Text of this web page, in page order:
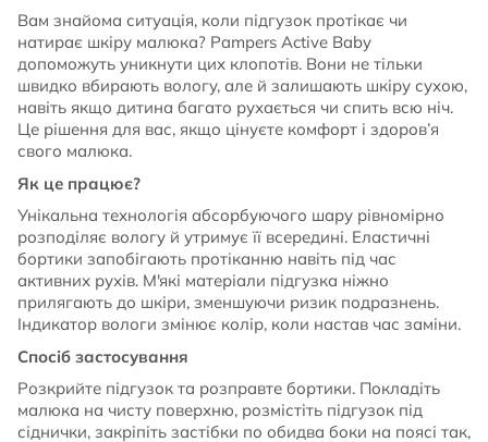
Вам знайома ситуація, коли підгузок протікає чи
натирає шкіру малюка? Pampers Active Baby
допоможуть уникнути цих клопотів. Вони не тільки
швидко вбирають вологу, але й залишають шкіру сухою,
навіть якщо дитина багато рухається чи спить всю ніч.
Це рішення для вас, якщо цінуєте комфорт і здоров’я
свого малюка.
Як це працює?
Унікальна технологія абсорбуючого шару рівномірно
розподіляє вологу й утримує її всередині. Еластичні
бортики запобігають протіканню навіть під час
активних рухів. М'які матеріали підгузка ніжно
прилягають до шкіри, зменшуючи ризик подразнень.
Індикатор вологи змінює колір, коли настав час заміни.
Спосіб застосування
Розкрийте підгузок та розправте бортики. Покладіть
малюка на чисту поверхню, розмістіть підгузок під
сіднички, закріпіть застібки по обидва боки на поясі так,